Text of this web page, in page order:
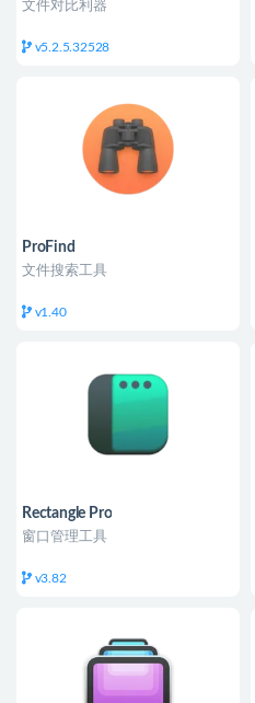
文件对比利器
v5.2.5.32528
ProFind
文件搜索工具
v1.40
Rectangle Pro
窗口管理工具
v3.82